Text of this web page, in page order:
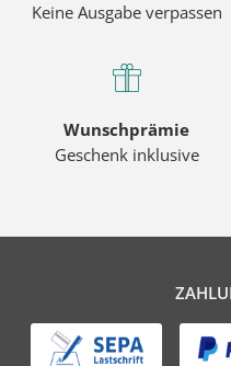
Keine Ausgabe verpassen
Wunschprämie
Geschenk inklusive